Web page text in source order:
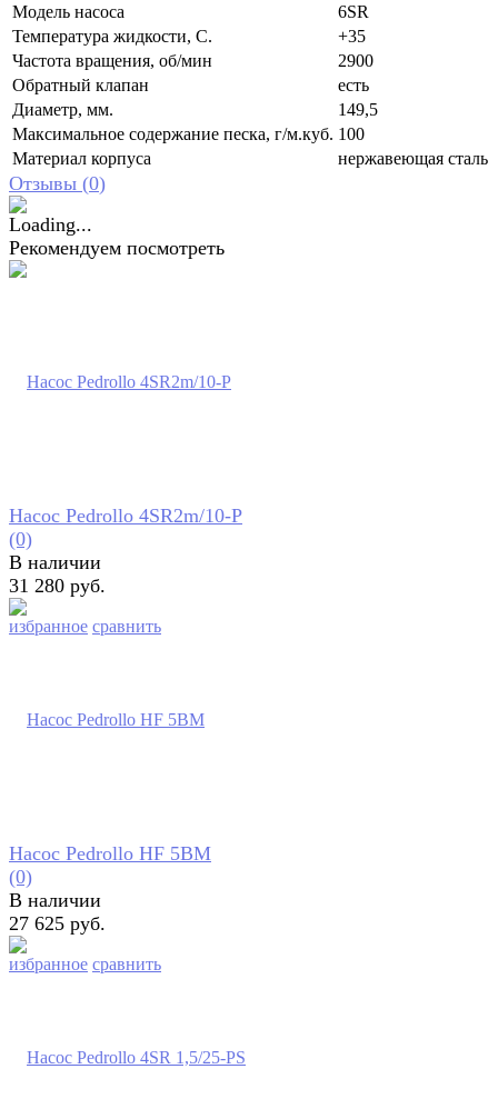
Модель насоса
6SR
Температура жидкости, С.
+35
Частота вращения, об/мин
2900
Обратный клапан
есть
Диаметр, мм.
149,5
Максимальное содержание песка, г/м.куб. 100
Материал корпуса
нержавеющая сталь
Отзывы (0)
Рекомендуем посмотреть
избранное сравнить
Насос Pedrollo 4SR2m/10-P
(0)
В наличии
31 280 руб.
избранное сравнить
Насос Pedrollo HF 5BM
(0)
В наличии
27 625 руб.